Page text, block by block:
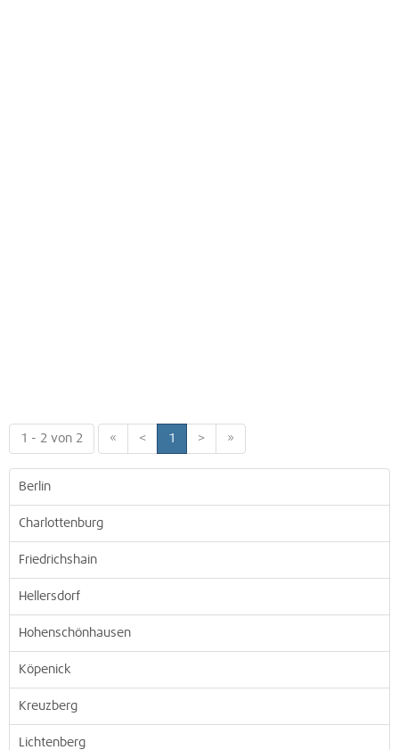
1 - 2 von 2 « < 1 > »
Berlin
Charlottenburg
Friedrichshain
Hellersdorf
Hohenschönhausen
Köpenick
Kreuzberg
Lichtenberg